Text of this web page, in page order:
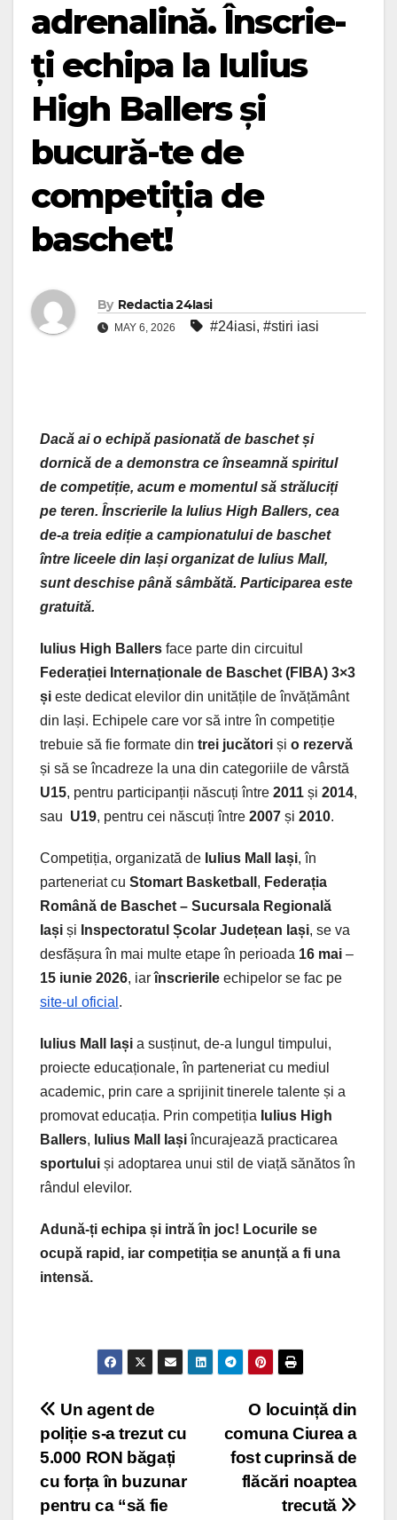
adrenalină. Înscrie-
ți echipa la Iulius
High Ballers și
bucură-te de
competiția de
baschet!
By Redactia 24Iasi
MAY 6, 2026 #24iasi, #stiri iasi
Dacă ai o echipă pasionată de baschet și
dornică de a demonstra ce înseamnă spiritul
de competiție, acum e momentul să străluciți
pe teren. Înscrierile la Iulius High Ballers, cea
de-a treia ediție a campionatului de baschet
între liceele din Iași organizat de Iulius Mall,
sunt deschise până sâmbătă. Participarea este
gratuită.
Iulius High Ballers face parte din circuitul
Federației Internaționale de Baschet (FIBA) 3×3
și este dedicat elevilor din unitățile de învățământ
din Iași. Echipele care vor să intre în competiție
trebuie să fie formate din trei jucători și o rezervă
și să se încadreze la una din categoriile de vârstă
U15, pentru participanții născuți între 2011 și 2014,
sau U19, pentru cei născuți între 2007 și 2010.
Competiția, organizată de Iulius Mall Iași, în
parteneriat cu Stomart Basketball , Federația
Română de Baschet – Sucursala Regională
Iași și Inspectoratul Școlar Județean Iași, se va
desfășura în mai multe etape în perioada 16 mai –
15 iunie 2026, iarînscrierile echipelor se fac pe
site-ul oficial .
Iulius Mall Iași a susținut, de-a lungul timpului,
proiecte educaționale, în parteneriat cu mediul
academic, prin care a sprijinit tinerele talente și a
promovat educația. Prin competiția Iulius High
Ballers, Iulius Mall Iașiîncurajează practicarea
sportului și adoptarea unui stil de viață sănătos în
rândul elevilor.
Adună-ți echipa și intră în joc! Locurile se
ocupă rapid, iar competiția se anunță a fi una
intensă.
Post
navigation
O locuință din
comuna Ciurea a
fost cuprinsă de
flăcări noaptea
trecută
Un agent de
poliție s-a trezut cu
5.000 RON băgați
cu forța în buzunar
pentru ca “să fie